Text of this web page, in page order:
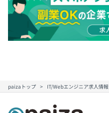
paizaトップ IT/Webエンジニア求人情報